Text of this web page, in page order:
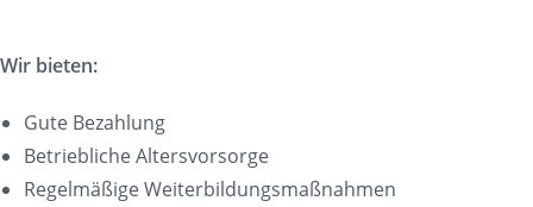
Wir bieten:
Gute Bezahlung
Betriebliche Altersvorsorge
Regelmäßige Weiterbildungsmaßnahmen